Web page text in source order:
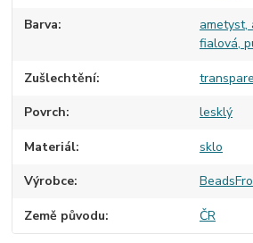
Barva
ametyst,
fialová,
Zušlechtění
Povrch lesklý
Materiál sklo
Výrobce
Země původu ČR